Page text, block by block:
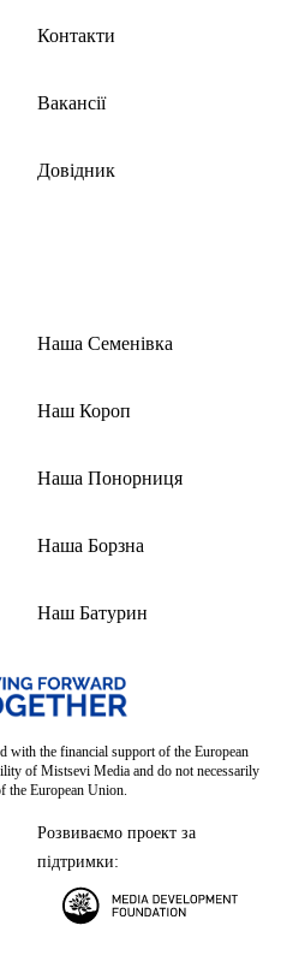
Контакти
Вакансії
Довідник
Наша Семенівка
Наш Короп
Наша Понорниця
Наша Борзна
Наш Батурин
with the financial support of the European
of Mistsevi Media and do not necessarily
the European Union.
Розвиваємо проект за
підтримки: